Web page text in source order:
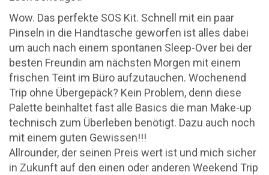
Wow. Das perfekte SOS Kit. Schnell mit ein paar
Pinseln in die Handtasche geworfen ist alles dabei
um auch nach einem spontanen Sleep-Over bei der
besten Freundin am nächsten Morgen mit einem
frischen Teint im Büro aufzutauchen. Wochenend
Trip ohne Übergepäck? Kein Problem, denn diese
Palette beinhaltet fast alle Basics die man Make-up
technisch zum Überleben benötigt. Dazu auch noch
mit einem guten Gewissen!!!
Allrounder, der seinen Preis wert ist und mich sicher
in Zukunft auf den einen oder anderen Weekend Trip